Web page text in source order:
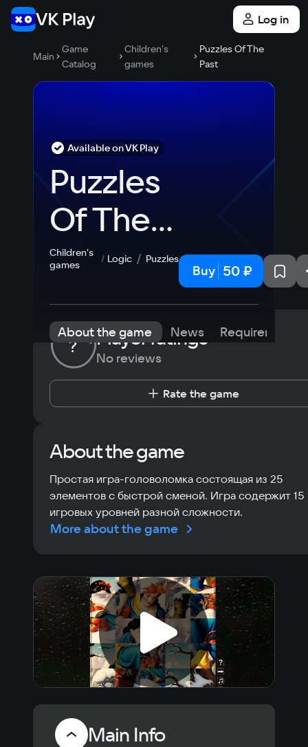
Log in
Main
Game
Catalog
Children’s
games
Puzzles Of The
Past
Available on VK Play
Puzzles
Of The
Past
Children’s
games
Logic Puzzles
Buy 50 ₽
About the game News Requirements
? Player ratings
No reviews
Rate the game
About the game
Простая игра-головоломка состоящая из 25
элементов с быстрой сменой. Игра содержит 15
игровых уровней разной сложности.
More about the game
Main Info